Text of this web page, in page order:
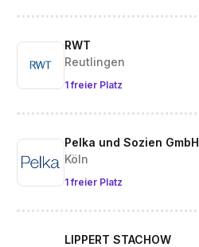
RWT
Reutlingen
1 freier Platz
Pelka und Sozien GmbH
Köln
1 freier Platz
LIPPERT STACHOW